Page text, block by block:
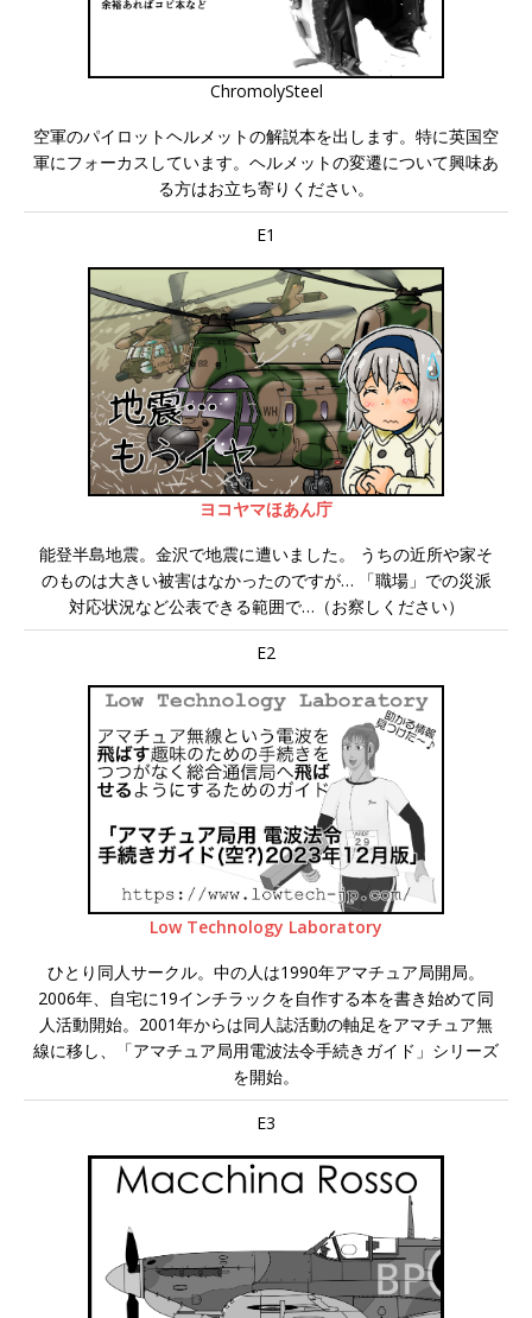
ChromolySteel
空軍のパイロットヘルメットの解説本を出します。特に英国空
軍にフォーカスしています。ヘルメットの変遷について興味あ
る方はお立ち寄りください。
E1
ヨコヤマほあん庁
能登半島地震。金沢で地震に遭いました。 うちの近所や家そ
のものは大きい被害はなかったのですが… 「職場」での災派
対応状況など公表できる範囲で…（お察しください）
E2
Low Technology Laboratory
ひとり同人サークル。中の人は1990年アマチュア局開局。
2006年、自宅に19インチラックを自作する本を書き始めて同
人活動開始。2001年からは同人誌活動の軸足をアマチュア無
線に移し、「アマチュア局用電波法令手続きガイド」シリーズ
を開始。
E3